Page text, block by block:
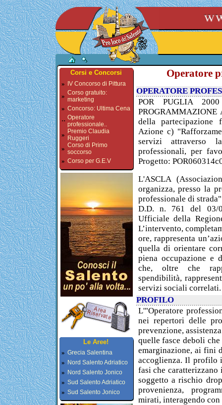
Corsi e Concorsi
»
IV Concorso di Pittura
» Corso gratuito:
marketing
» Concorso: Ultima Cena
·· Operatore
professionale..
» Premio Claudia
Ruggeri
» Corso di Primo
soccorso
» Corso per G.E.V
Le Aree!
» Grecia Salentina
» Nord Salento Adriatico
» Nord Salento Jonico
» Sud Salento Adriatico
» Sud Salento Jonico
Operatore
OPERATORE
POR PUGLIA
della partecipazione
Azione c)
servizi attraverso
professionali, per
Progetto:
L'ASCLA
organizza, presso la
professionale di
D.D. n. 761 del 03/
Ufficiale della
L’intervento,
ore, rappresenta
quella di orientare
piena occupazione e
che, oltre che
spendibilità,
servizi sociali correlati.
PROFILO
L'"Operatore
nei repertori delle
prevenzione,
quelle fasce deboli
emarginazione, ai fini
accoglienza. Il profilo
fasi che
soggetto a rischio
provenienza,
mirati, interagendo